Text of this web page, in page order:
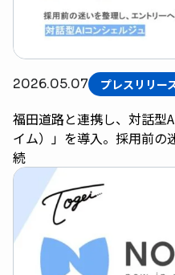
2026.05.07 プレスリリー
福田道路と連携し、対話型
イム）」を導入。採用前の
続